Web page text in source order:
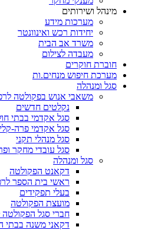
מינהל ושירותים
מערכות מידע
יחידות רכש ואינוונטר
משרד אב הבית
מעבדה לצילום
חוברת חוקרים
מערכת חיפוש מנחים.ות
סגל ומנהלה
משאבי אנוש בפקולטה
נקלטים חדשים
סגל אקדמי בבתי
סגל אקדמי פרה-
סגל מנהלי תקני
סגל עובדי מחקר
סגל ומנהלה
דקאנט הפקולטה
ראשי בית הספר
בעלי תפקידים
מועצת הפקולטה
חברי סגל
דקאני משנה בבתי